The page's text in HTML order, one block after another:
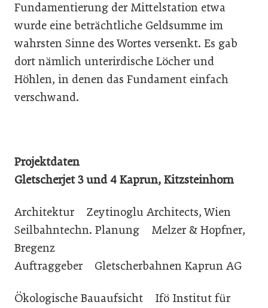
Fundamentierung der Mittelstation etwa
wurde eine beträchtliche Geldsumme im
wahrsten Sinne des Wortes versenkt. Es gab
dort nämlich unterirdische Löcher und
Höhlen, in denen das Fundament einfach
verschwand.
Projektdaten
Gletscherjet 3 und 4 Kaprun, Kitzsteinhorn
Architektur Zeytinoglu Architects, Wien
Seilbahntechn. Planung Melzer & Hopfner,
Bregenz
Auftraggeber Gletscherbahnen Kaprun AG
Ökologische Bauaufsicht Ifö Institut für